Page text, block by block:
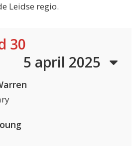
Leidse regio.
30
5 april 2025